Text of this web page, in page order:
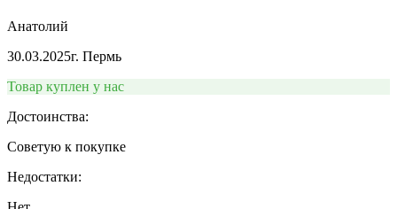
Анатолий
30.03.2025г. Пермь
Товар куплен у нас
Достоинства:
Советую к покупке
Недостатки: